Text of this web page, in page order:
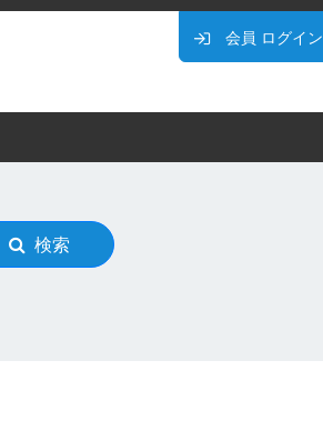
会員 ログイン
検索